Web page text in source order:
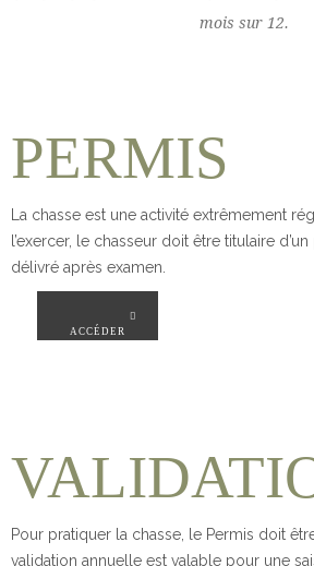
mois sur 12.
PERMIS
La chasse est une activité extrêmement
l’exercer, le chasseur doit être titulaire
délivré après examen.
ACCÉDER
Pour pratiquer la chasse, le Permis doit
validation annuelle est valable pour une